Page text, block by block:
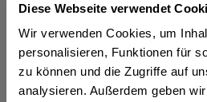
Diese Webseite verwendet
Wir verwenden Cookies, um
personalisieren, Funktionen für
zu können und die Zugriffe auf
analysieren. Außerdem geben
Beschreibung
mehr
"Eico Eistee mit Pfirsich